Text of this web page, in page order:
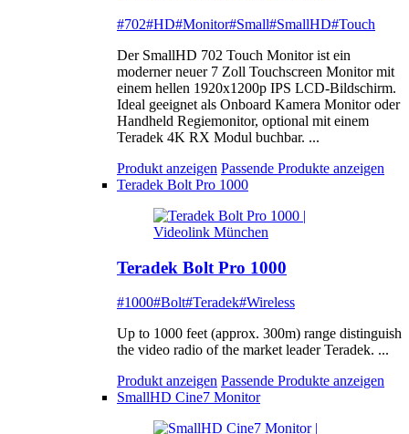
#702#HD#Monitor#Small#SmallHD#Touch
Der SmallHD 702 Touch Monitor ist ein
moderner neuer 7 Zoll Touchscreen Monitor mit
einem hellen 1920x1200p IPS LCD-Bildschirm.
Ideal geeignet als Onboard Kamera Monitor oder
Handheld Regiemonitor, optional mit einem
Teradek 4K RX Modul buchbar. ...
Produkt anzeigen Passende Produkte anzeigen
Teradek Bolt Pro 1000
Teradek Bolt Pro 1000
#1000#Bolt#Teradek#Wireless
Up to 1000 feet (approx. 300m) range distinguish
the video radio of the market leader Teradek. ...
Produkt anzeigen Passende Produkte anzeigen
SmallHD Cine7 Monitor